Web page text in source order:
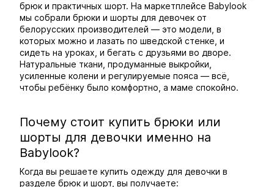
брюк и практичных шорт. На маркетплейсе Babylook
мы собрали брюки и шорты для девочек от
белорусских производителей — это модели, в
которых можно и лазать по шведской стенке, и
сидеть на уроках, и бегать с друзьями во дворе.
Натуральные ткани, продуманные выкройки,
усиленные колени и регулируемые пояса — всё,
чтобы ребёнку было комфортно, а маме спокойно.
Почему стоит купить брюки или
шорты для девочки именно на
Babylook?
Когда вы решаете купить одежду для девочки в
разделе брюк и шорт, вы получаете: